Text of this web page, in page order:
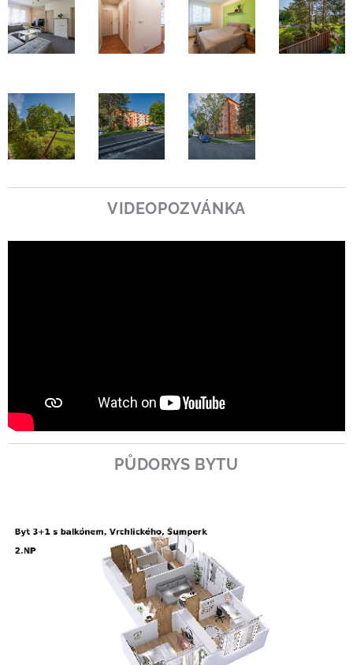
VIDEOPOZVÁNKA
PŮDORYS BYTU